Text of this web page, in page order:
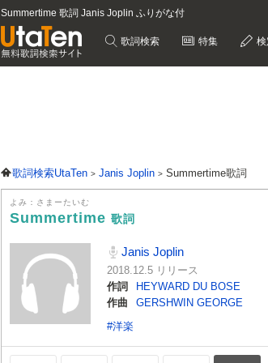
Summertime 歌詞 Janis Joplin ふりがな付
歌詞検索 特集 検
歌詞検索UtaTen Janis Joplin Summertime歌詞
よみ：さまーたいむ
Summertime 歌詞
Janis Joplin
2018.12.5 リリース
作詞
HEYWARD DU BOSE
作曲
GERSHWIN GEORGE
#洋楽